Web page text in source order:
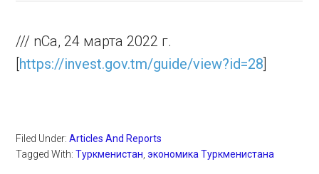
/// nCa, 24 марта 2022 г.
[https://invest.gov.tm/guide/view?id=28]
Filed Under:Articles And Reports
Tagged With:Туркменистан ,экономика Туркменистана